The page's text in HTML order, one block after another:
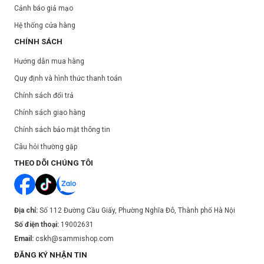
Hướng dẫn sử dụng:
Dùng bông mút hoặc cọ tán đều kem khắp mặt
Bảo quản:
Tránh ánh nắng trực tiếp.
Cảnh báo giả mạo
Hệ thống cửa hàng
CHÍNH SÁCH
Hướng dẫn mua hàng
Quy định và hình thức thanh toán
Chính sách đổi trả
Chính sách giao hàng
Chính sách bảo mật thông tin
Câu hỏi thường gặp
THEO DÕI CHÚNG TÔI
Địa chỉ: Số 112 Đường Cầu Giấy, Phường Nghĩa Đô, Thành phố Hà Nội
Số điện thoại: 19002631
Email: cskh@sammishop.com
ĐĂNG KÝ NHẬN TIN